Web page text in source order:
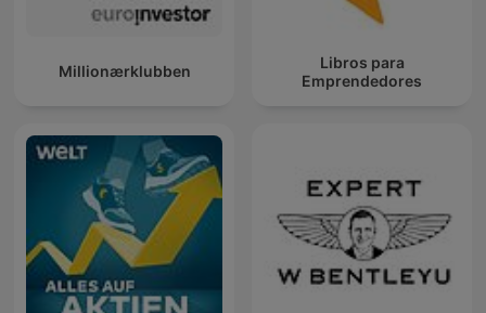
Millionærklubben
Libros para
Emprendedores